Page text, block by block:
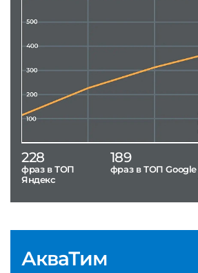
АкваТим
228
фраз в ТОП
Яндекс
189
фраз в ТОП Google